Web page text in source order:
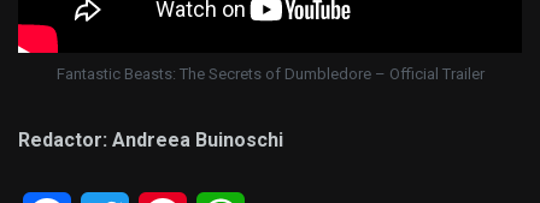
Fantastic Beasts: The Secrets of Dumbledore – Official Trailer
Redactor: Andreea Buinoschi